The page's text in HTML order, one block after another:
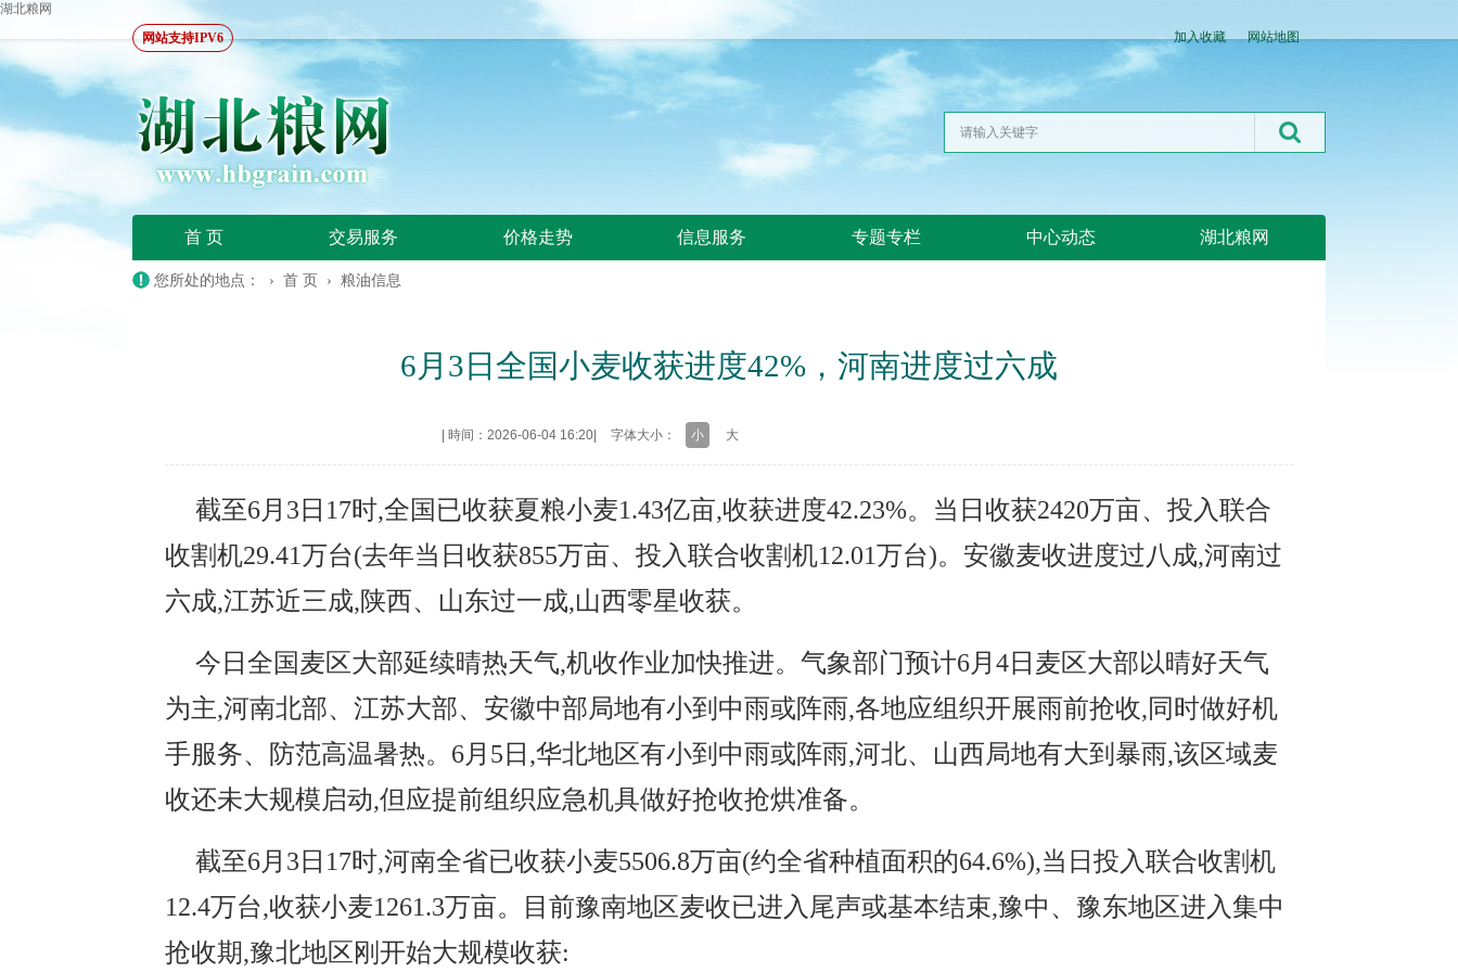
湖北粮网
网站支持IPV6
加入收藏 网站地图
首 页 交易服务 价格走势 信息服务 专题专栏 中心动态 湖北粮网
您所处的地点： › 首 页 › 粮油信息
6月3日全国小麦收获进度42%，河南进度过六成
時间：2026-06-04 16:20 字体大小： 小 大
截至6月3日17时,全国已收获夏粮小麦1.43亿亩,收获进度42.23%。当日收获2420万亩、投入联合
收割机29.41万台(去年当日收获855万亩、投入联合收割机12.01万台)。安徽麦收进度过八成,河南过
六成,江苏近三成,陕西、山东过一成,山西零星收获。
今日全国麦区大部延续晴热天气,机收作业加快推进。气象部门预计6月4日麦区大部以晴好天气
为主,河南北部、江苏大部、安徽中部局地有小到中雨或阵雨,各地应组织开展雨前抢收,同时做好机
手服务、防范高温暑热。6月5日,华北地区有小到中雨或阵雨,河北、山西局地有大到暴雨,该区域麦
收还未大规模启动,但应提前组织应急机具做好抢收抢烘准备。
截至6月3日17时,河南全省已收获小麦5506.8万亩(约全省种植面积的64.6%),当日投入联合收割机
12.4万台,收获小麦1261.3万亩。目前豫南地区麦收已进入尾声或基本结束,豫中、豫东地区进入集中
抢收期,豫北地区刚开始大规模收获: